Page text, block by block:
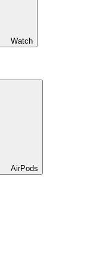
Watch
AirPods